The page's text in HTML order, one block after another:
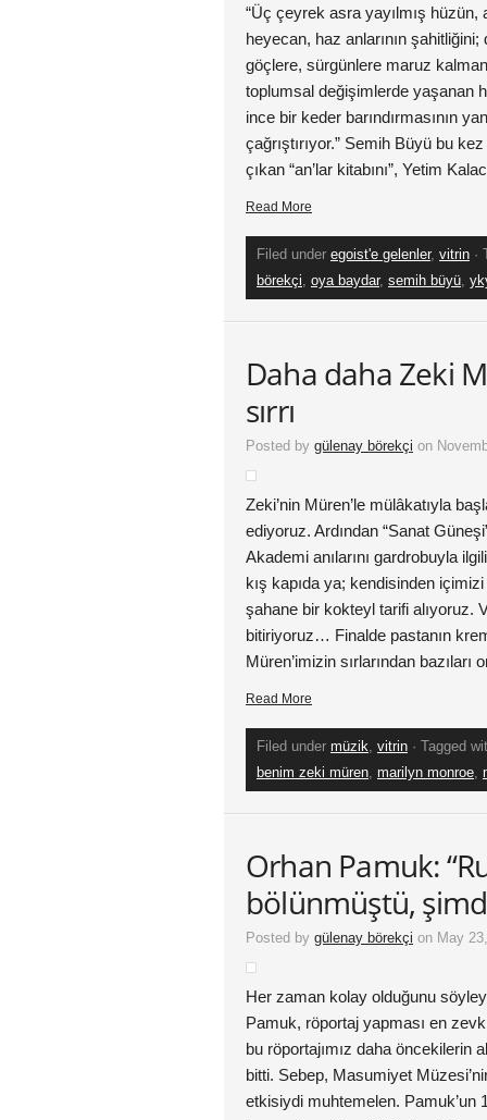
“Üç çeyrek asra yayılmış hüzün,
heyecan, haz anlarının
göçlere, sürgünlere maruz
toplumsal değişimlerde yaşanan
ince bir keder barındırmasının
çağrıştırıyor.” Semih Büyü bu
çıkan “an’lar kitabını”, Yetim
Read More
Filed under egoist'e gelenler, vitrin ·
börekçi, oya baydar, semih büyü,
Daha daha Zeki
sırrı
Posted by gülenay börekçi on
Zeki’nin Müren’le mülâkatıyla
ediyoruz. Ardından “Sanat
Akademi anılarını gardrobuyla
kış kapıda ya; kendisinden
şahane bir kokteyl tarifi alıyoruz.
bitiriyoruz… Finalde pastanın
Müren’imizin sırlarından bazıları
Read More
Filed under müzik, vitrin · Tagged
benim zeki müren, marilyn monroe,
Orhan Pamuk:
bölünmüştü,
Posted by gülenay börekçi on May
Her zaman kolay olduğunu
Pamuk, röportaj yapması en
bu röportajımız daha öncekilerin
bitti. Sebep, Masumiyet
etkisiydi muhtemelen. Pamuk’un